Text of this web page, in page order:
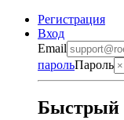
Регистрация
Вход
Email
парольПароль
Быстрый